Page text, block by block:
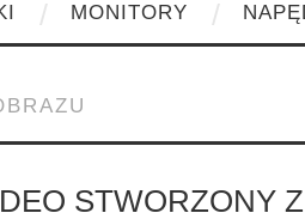
MONITORY
STWORZONY